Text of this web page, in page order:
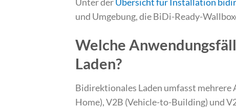
und Umgebung, die BiDi-Ready-
Welche
Laden?
Bidirektionales Laden umfasst
Home), V2B (Vehicle-to-Building) und